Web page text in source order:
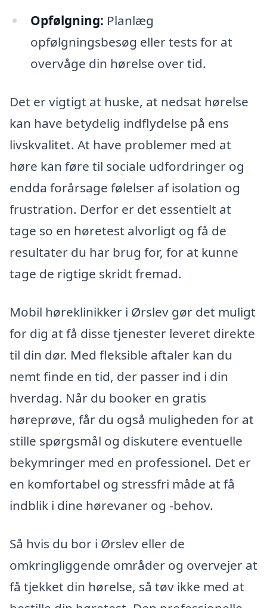
Opfølgning: Planlæg
opfølgningsbesøg eller tests for at
overvåge din hørelse over tid.
Det er vigtigt at huske, at nedsat hørelse
kan have betydelig indflydelse på ens
livskvalitet. At have problemer med at
høre kan føre til sociale udfordringer og
endda forårsage følelser af isolation og
frustration. Derfor er det essentielt at
tage so en høretest alvorligt og få de
resultater du har brug for, for at kunne
tage de rigtige skridt fremad.
Mobil høreklinikker i Ørslev gør det muligt
for dig at få disse tjenester leveret direkte
til din dør. Med fleksible aftaler kan du
nemt finde en tid, der passer ind i din
hverdag. Når du booker en gratis
høreprøve, får du også muligheden for at
stille spørgsmål og diskutere eventuelle
bekymringer med en professionel. Det er
en komfortabel og stressfri måde at få
indblik i dine hørevaner og -behov.
Så hvis du bor i Ørslev eller de
omkringliggende områder og overvejer at
få tjekket din hørelse, så tøv ikke med at